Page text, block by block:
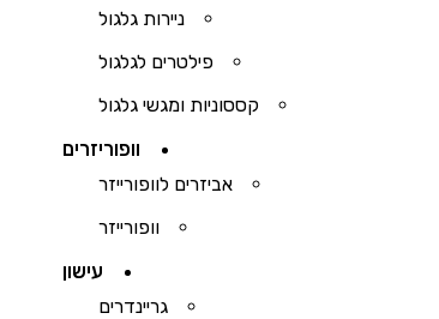
ניירות גלגול
פילטרים לגלגול
קססוניות ומגשי גלגול
וופוריזרים
אביזרים לוופורייזר
וופורייזר
עישון
גריינדרים